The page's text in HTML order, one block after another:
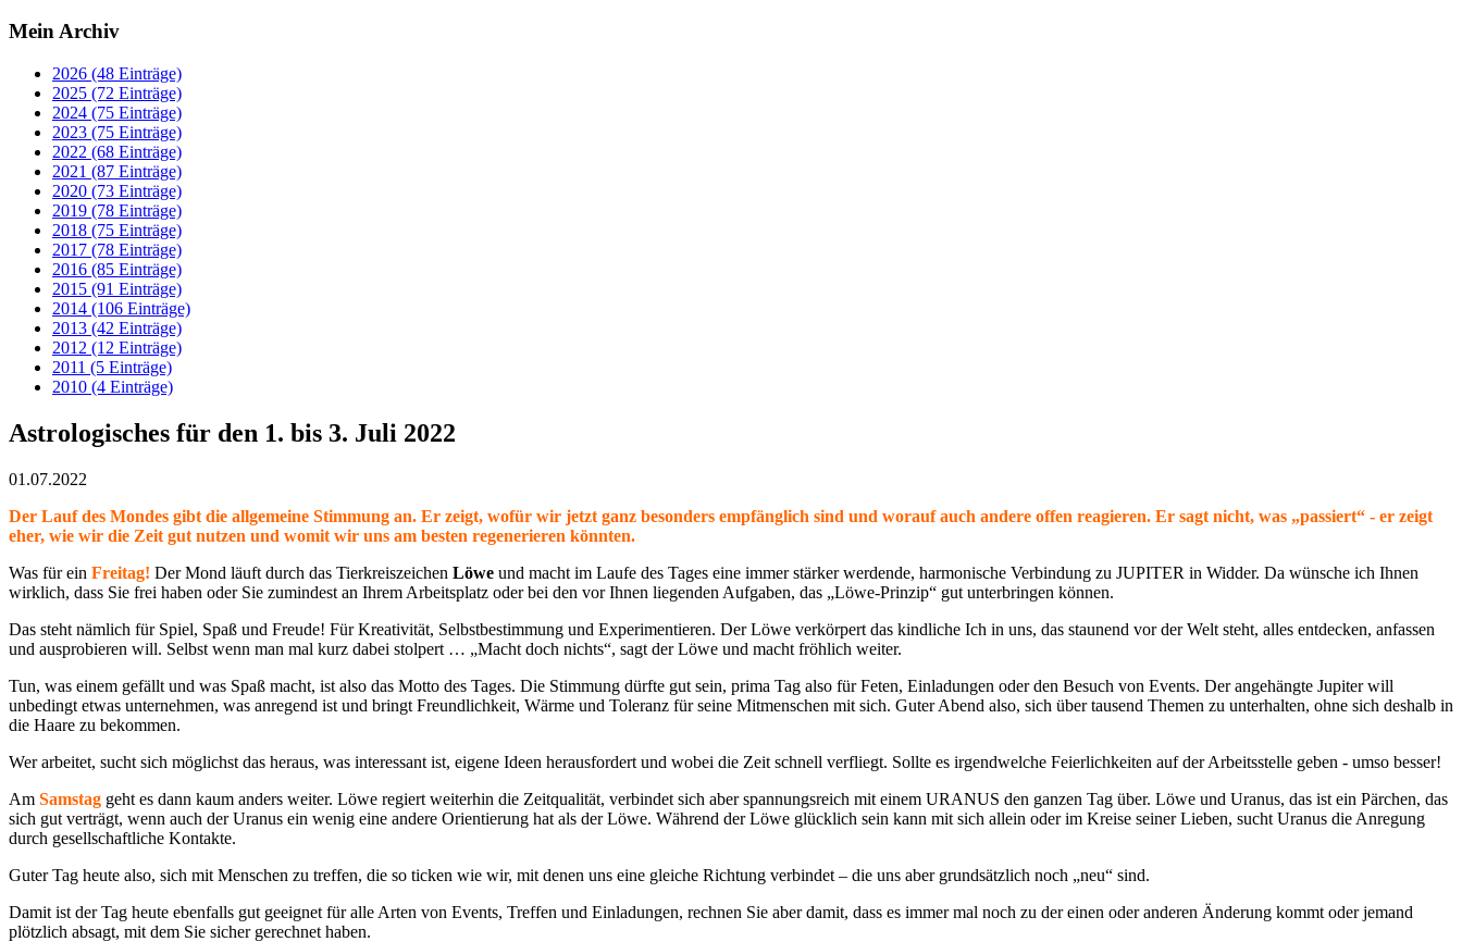
Mein Archiv
2026 (48 Einträge)
2025 (72 Einträge)
2024 (75 Einträge)
2023 (75 Einträge)
2022 (68 Einträge)
2021 (87 Einträge)
2020 (73 Einträge)
2019 (78 Einträge)
2018 (75 Einträge)
2017 (78 Einträge)
2016 (85 Einträge)
2015 (91 Einträge)
2014 (106 Einträge)
2013 (42 Einträge)
2012 (12 Einträge)
2011 (5 Einträge)
2010 (4 Einträge)
Astrologisches für den 1. bis 3. Juli 2022
01.07.2022
Der Lauf des Mondes gibt die allgemeine Stimmung an. Er zeigt, wofür wir jetzt ganz besonders empfänglich sind und worauf auch andere offen reagieren. Er sagt nicht, was „passiert“ - er zeigt
eher, wie wir die Zeit gut nutzen und womit wir uns am besten regenerieren könnten.
Was für ein Freitag! Der Mond läuft durch das Tierkreiszeichen Löwe und macht im Laufe des Tages eine immer stärker werdende, harmonische Verbindung zu JUPITER in Widder. Da wünsche ich Ihnen
wirklich, dass Sie frei haben oder Sie zumindest an Ihrem Arbeitsplatz oder bei den vor Ihnen liegenden Aufgaben, das „Löwe-Prinzip“ gut unterbringen können.
Das steht nämlich für Spiel, Spaß und Freude! Für Kreativität, Selbstbestimmung und Experimentieren. Der Löwe verkörpert das kindliche Ich in uns, das staunend vor der Welt steht, alles entdecken, anfassen
und ausprobieren will. Selbst wenn man mal kurz dabei stolpert … „Macht doch nichts“, sagt der Löwe und macht fröhlich weiter.
Tun, was einem gefällt und was Spaß macht, ist also das Motto des Tages. Die Stimmung dürfte gut sein, prima Tag also für Feten, Einladungen oder den Besuch von Events. Der angehängte Jupiter will
unbedingt etwas unternehmen, was anregend ist und bringt Freundlichkeit, Wärme und Toleranz für seine Mitmenschen mit sich. Guter Abend also, sich über tausend Themen zu unterhalten, ohne sich deshalb in
die Haare zu bekommen.
Wer arbeitet, sucht sich möglichst das heraus, was interessant ist, eigene Ideen herausfordert und wobei die Zeit schnell verfliegt. Sollte es irgendwelche Feierlichkeiten auf der Arbeitsstelle geben - umso besser!
Am Samstag geht es dann kaum anders weiter. Löwe regiert weiterhin die Zeitqualität, verbindet sich aber spannungsreich mit einem URANUS den ganzen Tag über. Löwe und Uranus, das ist ein Pärchen, das
sich gut verträgt, wenn auch der Uranus ein wenig eine andere Orientierung hat als der Löwe. Während der Löwe glücklich sein kann mit sich allein oder im Kreise seiner Lieben, sucht Uranus die Anregung
durch gesellschaftliche Kontakte.
Guter Tag heute also, sich mit Menschen zu treffen, die so ticken wie wir, mit denen uns eine gleiche Richtung verbindet – die uns aber grundsätzlich noch „neu“ sind.
Damit ist der Tag heute ebenfalls gut geeignet für alle Arten von Events, Treffen und Einladungen, rechnen Sie aber damit, dass es immer mal noch zu der einen oder anderen Änderung kommt oder jemand
plötzlich absagt, mit dem Sie sicher gerechnet haben.